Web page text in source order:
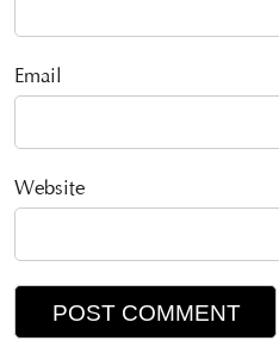
Email
Website